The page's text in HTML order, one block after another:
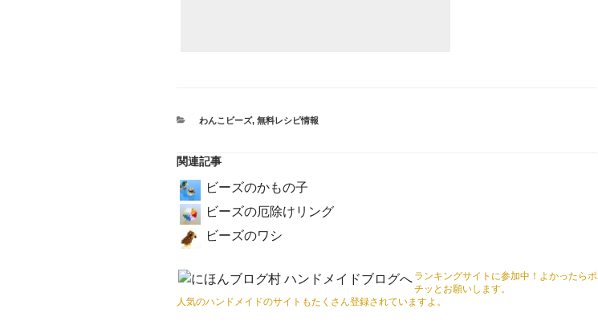
カ
リ
わんこビーズ, 無料レシピ情報
関連記事
ビーズのかもの子
ビーズの厄除けリング
ビーズのワシ
ランキングサイトに参加中！よかったらポ
チッとお願いします。
人気のハンドメイドのサイトもたくさん登録されていますよ。